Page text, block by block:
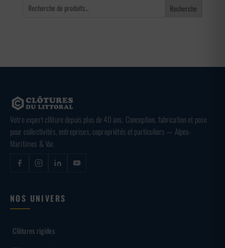
Recherche
Votre expert clôture depuis plus de 40 ans. Conception, fabrication et pose
pour collectivités, entreprises, copropriétés et particuliers — Alpes-
Maritimes & Var.
NOS UNIVERS
Clôtures rigides